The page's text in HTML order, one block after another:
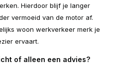
Hierdoor blijf je langer
vermoeid van de motor af.
woon werkverkeer merk je
ervaart.
of alleen een advies?